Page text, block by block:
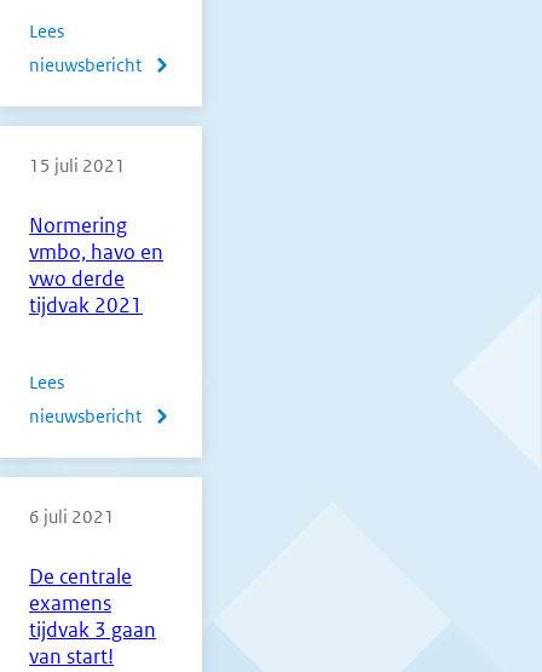
Lees
nieuwsbericht
over
van
Normering
vmbo, havo en
vwo derde
tijdvak 2021
15 juli 2021
Lees
nieuwsbericht
over
vmbo,
De centrale
examens
tijdvak 3 gaan
van start!
6 juli 2021